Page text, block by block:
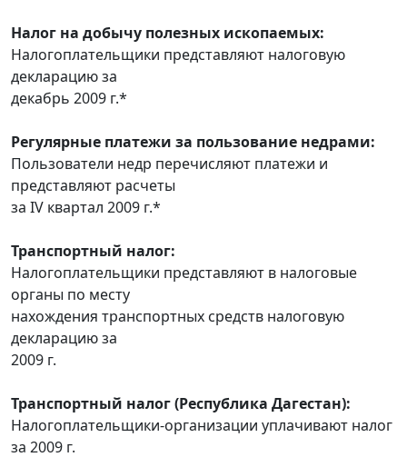
Налог на добычу полезных ископаемых:
Налогоплательщики представляют налоговую
декларацию за
декабрь 2009 г.*
Регулярные платежи за пользование недрами:
Пользователи недр перечисляют платежи и
представляют расчеты
за IV квартал 2009 г.*
Транспортный налог:
Налогоплательщики представляют в налоговые
органы по месту
нахождения транспортных средств налоговую
декларацию за
2009 г.
Транспортный налог (Республика Дагестан):
Налогоплательщики-организации уплачивают налог
за 2009 г.